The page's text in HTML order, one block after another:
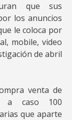
que sus
los anuncios
le coloca por
mobile, video
de abril
venta de
a caso 100
que aparte